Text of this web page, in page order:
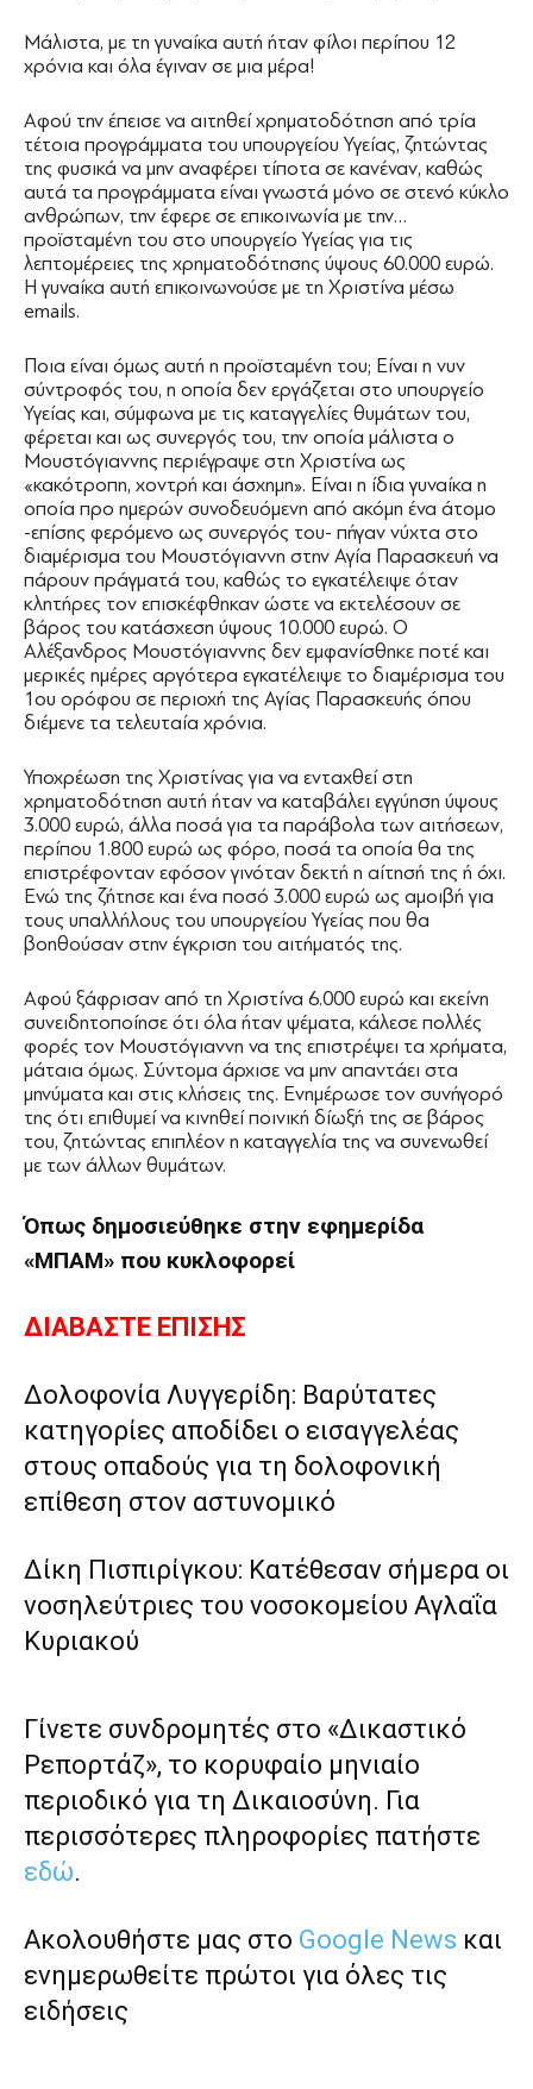
Μάλιστα, με τη γυναίκα αυτή ήταν φίλοι περίπου 12
χρόνια και όλα έγιναν σε μια μέρα!
Αφού την έπεισε να αιτηθεί χρηματοδότηση από τρία
τέτοια προγράμματα του υπουργείου Υγείας, ζητώντας
της φυσικά να μην αναφέρει τίποτα σε κανέναν, καθώς
αυτά τα προγράμματα είναι γνωστά μόνο σε στενό κύκλο
ανθρώπων, την έφερε σε επικοινωνία με την…
προϊσταμένη του στο υπουργείο Υγείας για τις
λεπτομέρειες της χρηματοδότησης ύψους 60.000 ευρώ.
Η γυναίκα αυτή επικοινωνούσε με τη Χριστίνα μέσω
emails.
Ποια είναι όμως αυτή η προϊσταμένη του; Είναι η νυν
σύντροφός του, η οποία δεν εργάζεται στο υπουργείο
Υγείας και, σύμφωνα με τις καταγγελίες θυμάτων του,
φέρεται και ως συνεργός του, την οποία μάλιστα ο
Μουστόγιαννης περιέγραψε στη Χριστίνα ως
«κακότροπη, χοντρή και άσχημη». Είναι η ίδια γυναίκα η
οποία προ ημερών συνοδευόμενη από ακόμη ένα άτομο
-επίσης φερόμενο ως συνεργός του- πήγαν νύχτα στο
διαμέρισμα του Μουστόγιαννη στην Αγία Παρασκευή να
πάρουν πράγματά του, καθώς το εγκατέλειψε όταν
κλητήρες τον επισκέφθηκαν ώστε να εκτελέσουν σε
βάρος του κατάσχεση ύψους 10.000 ευρώ. Ο
Αλέξανδρος Μουστόγιαννης δεν εμφανίσθηκε ποτέ και
μερικές ημέρες αργότερα εγκατέλειψε το διαμέρισμα του
1ου ορόφου σε περιοχή της Αγίας Παρασκευής όπου
διέμενε τα τελευταία χρόνια.
Υποχρέωση της Χριστίνας για να ενταχθεί στη
χρηματοδότηση αυτή ήταν να καταβάλει εγγύηση ύψους
3.000 ευρώ, άλλα ποσά για τα παράβολα των αιτήσεων,
περίπου 1.800 ευρώ ως φόρο, ποσά τα οποία θα της
επιστρέφονταν εφόσον γινόταν δεκτή η αίτησή της ή όχι.
Ενώ της ζήτησε και ένα ποσό 3.000 ευρώ ως αμοιβή για
τους υπαλλήλους του υπουργείου Υγείας που θα
βοηθούσαν στην έγκριση του αιτήματός της.
Αφού ξάφρισαν από τη Χριστίνα 6.000 ευρώ και εκείνη
συνειδητοποίησε ότι όλα ήταν ψέματα, κάλεσε πολλές
φορές τον Μουστόγιαννη να της επιστρέψει τα χρήματα,
μάταια όμως. Σύντομα άρχισε να μην απαντάει στα
μηνύματα και στις κλήσεις της. Ενημέρωσε τον συνήγορό
της ότι επιθυμεί να κινηθεί ποινική δίωξή της σε βάρος
του, ζητώντας επιπλέον η καταγγελία της να συνενωθεί
με των άλλων θυμάτων.
Όπως δημοσιεύθηκε στην εφημερίδα
«ΜΠΑΜ» που κυκλοφορεί
ΔΙΑΒΑΣΤΕ ΕΠΙΣΗΣ
Δολοφονία Λυγγερίδη: Βαρύτατες
κατηγορίες αποδίδει ο εισαγγελέας
στους οπαδούς για τη δολοφονική
επίθεση στον αστυνομικό
Δίκη Πισπιρίγκου: Κατέθεσαν σήμερα οι
νοσηλεύτριες του νοσοκομείου Αγλαΐα
Κυριακού
Γίνετε συνδρομητές στο «Δικαστικό
Ρεπορτάζ», το κορυφαίο μηνιαίο
περιοδικό για τη Δικαιοσύνη. Για
περισσότερες πληροφορίες πατήστε
εδώ.
Ακολουθήστε μας στο Google News και
ενημερωθείτε πρώτοι για όλες τις
ειδήσεις